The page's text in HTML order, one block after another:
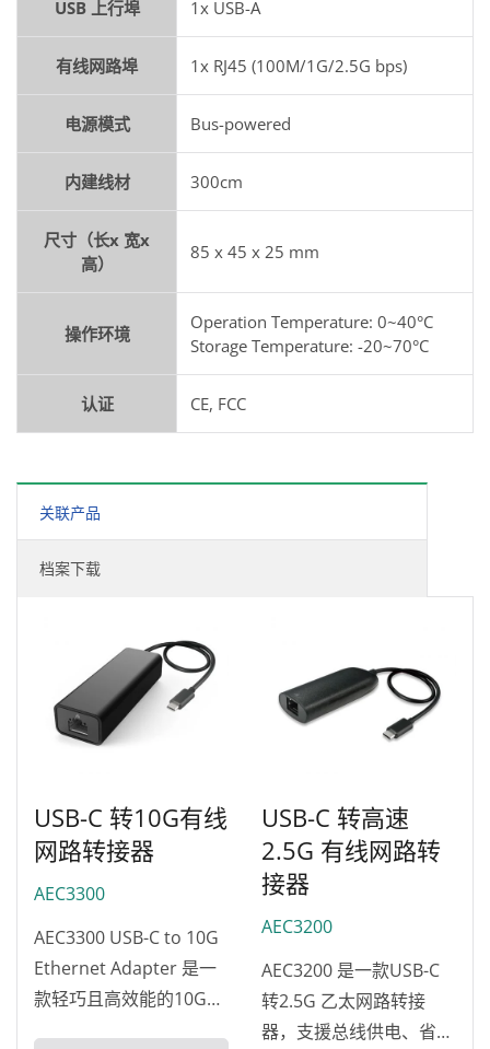
USB 上行埠 1x USB-A
有线网路埠 1x RJ45 (100M/1G/2.5G bps)
电源模式 Bus-powered
内建线材 300cm
尺寸（长x 宽x
高）
85 x 45 x 25 mm
操作环境
Operation Temperature: 0~40°C
Storage Temperature: -20~70°C
认证 CE, FCC
关联产品
档案下载
USB-C 转10G有线
网路转接器
AEC3300
AEC3300 USB-C to 10G
Ethernet Adapter 是一
款轻巧且高效能的10GbE
USB-C 转高速
2.5G 有线网路转
接器
AEC3200
AEC3200 是一款USB-C
转2.5G 乙太网路转接
器，支援总线供电、省电